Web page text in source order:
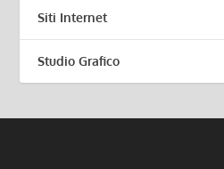
Siti Internet
Studio Grafico